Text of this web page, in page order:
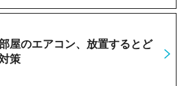
屋のエアコン、放置するとど
策